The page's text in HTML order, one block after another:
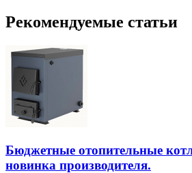
Рекомендуемые статьи
Бюджетные отопительные
новинка производителя.